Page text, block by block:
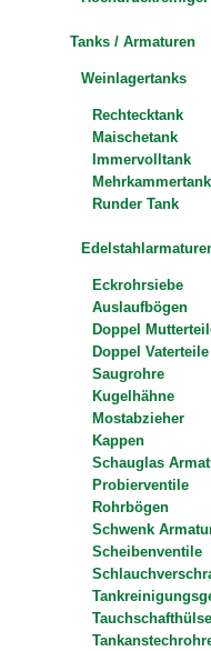
Tanks / Armaturen
Weinlagertanks
Rechtecktank
Maischetank
Immervolltank
Mehrkammertank
Runder Tank
Eckrohrsiebe
Auslaufbögen
Doppel
Doppel Vaterteile
Saugrohre
Kugelhähne
Mostabzieher
Kappen
Schauglas
Probierventile
Rohrbögen
Schwenk
Scheibenventile